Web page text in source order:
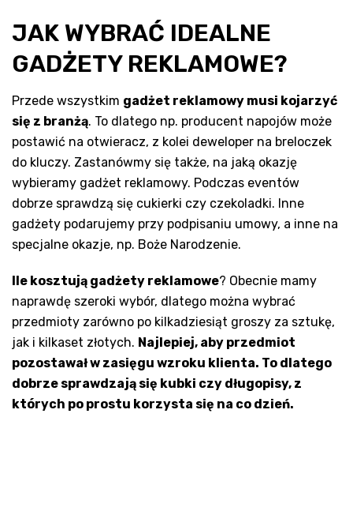
JAK WYBRAĆ IDEALNE
GADŻETY REKLAMOWE?
Przede wszystkim gadżet reklamowy musi kojarzyć
się z branżą. To dlatego np. producent napojów może
postawić na otwieracz, z kolei deweloper na breloczek
do kluczy. Zastanówmy się także, na jaką okazję
wybieramy gadżet reklamowy. Podczas eventów
dobrze sprawdzą się cukierki czy czekoladki. Inne
gadżety podarujemy przy podpisaniu umowy, a inne na
specjalne okazje, np. Boże Narodzenie.
Ile kosztują gadżety reklamowe? Obecnie mamy
naprawdę szeroki wybór, dlatego można wybrać
przedmioty zarówno po kilkadziesiąt groszy za sztukę,
jak i kilkaset złotych. Najlepiej, aby przedmiot
pozostawał w zasięgu wzroku klienta. To dlatego
dobrze sprawdzają się kubki czy długopisy, z
których po prostu korzysta się na co dzień.